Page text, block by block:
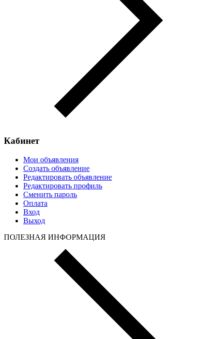
Кабинет
Мои объявления
Создать объявление
Редактировать объявление
Редактировать профиль
Сменить пароль
Оплата
Вход
Выход
ПОЛЕЗНАЯ ИНФОРМАЦИЯ